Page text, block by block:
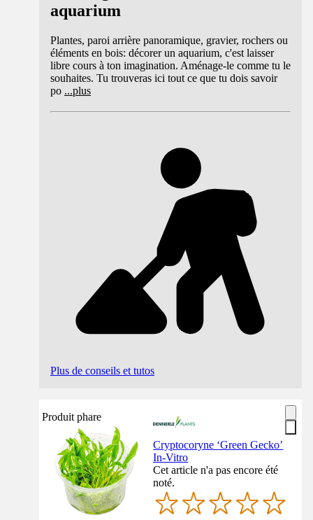
aquarium
Plantes, paroi arrière panoramique, gravier, rochers ou
éléments en bois: décorer un aquarium, c'est laisser
libre cours à ton imagination. Aménage-le comme tu le
souhaites. Tu trouveras ici tout ce que tu dois savoir
po ...plus
Plus de conseils et tutos
Produit phare
Cryptocoryne ‘Green Gecko’
In-Vitro
Cet article n'a pas encore été
noté.